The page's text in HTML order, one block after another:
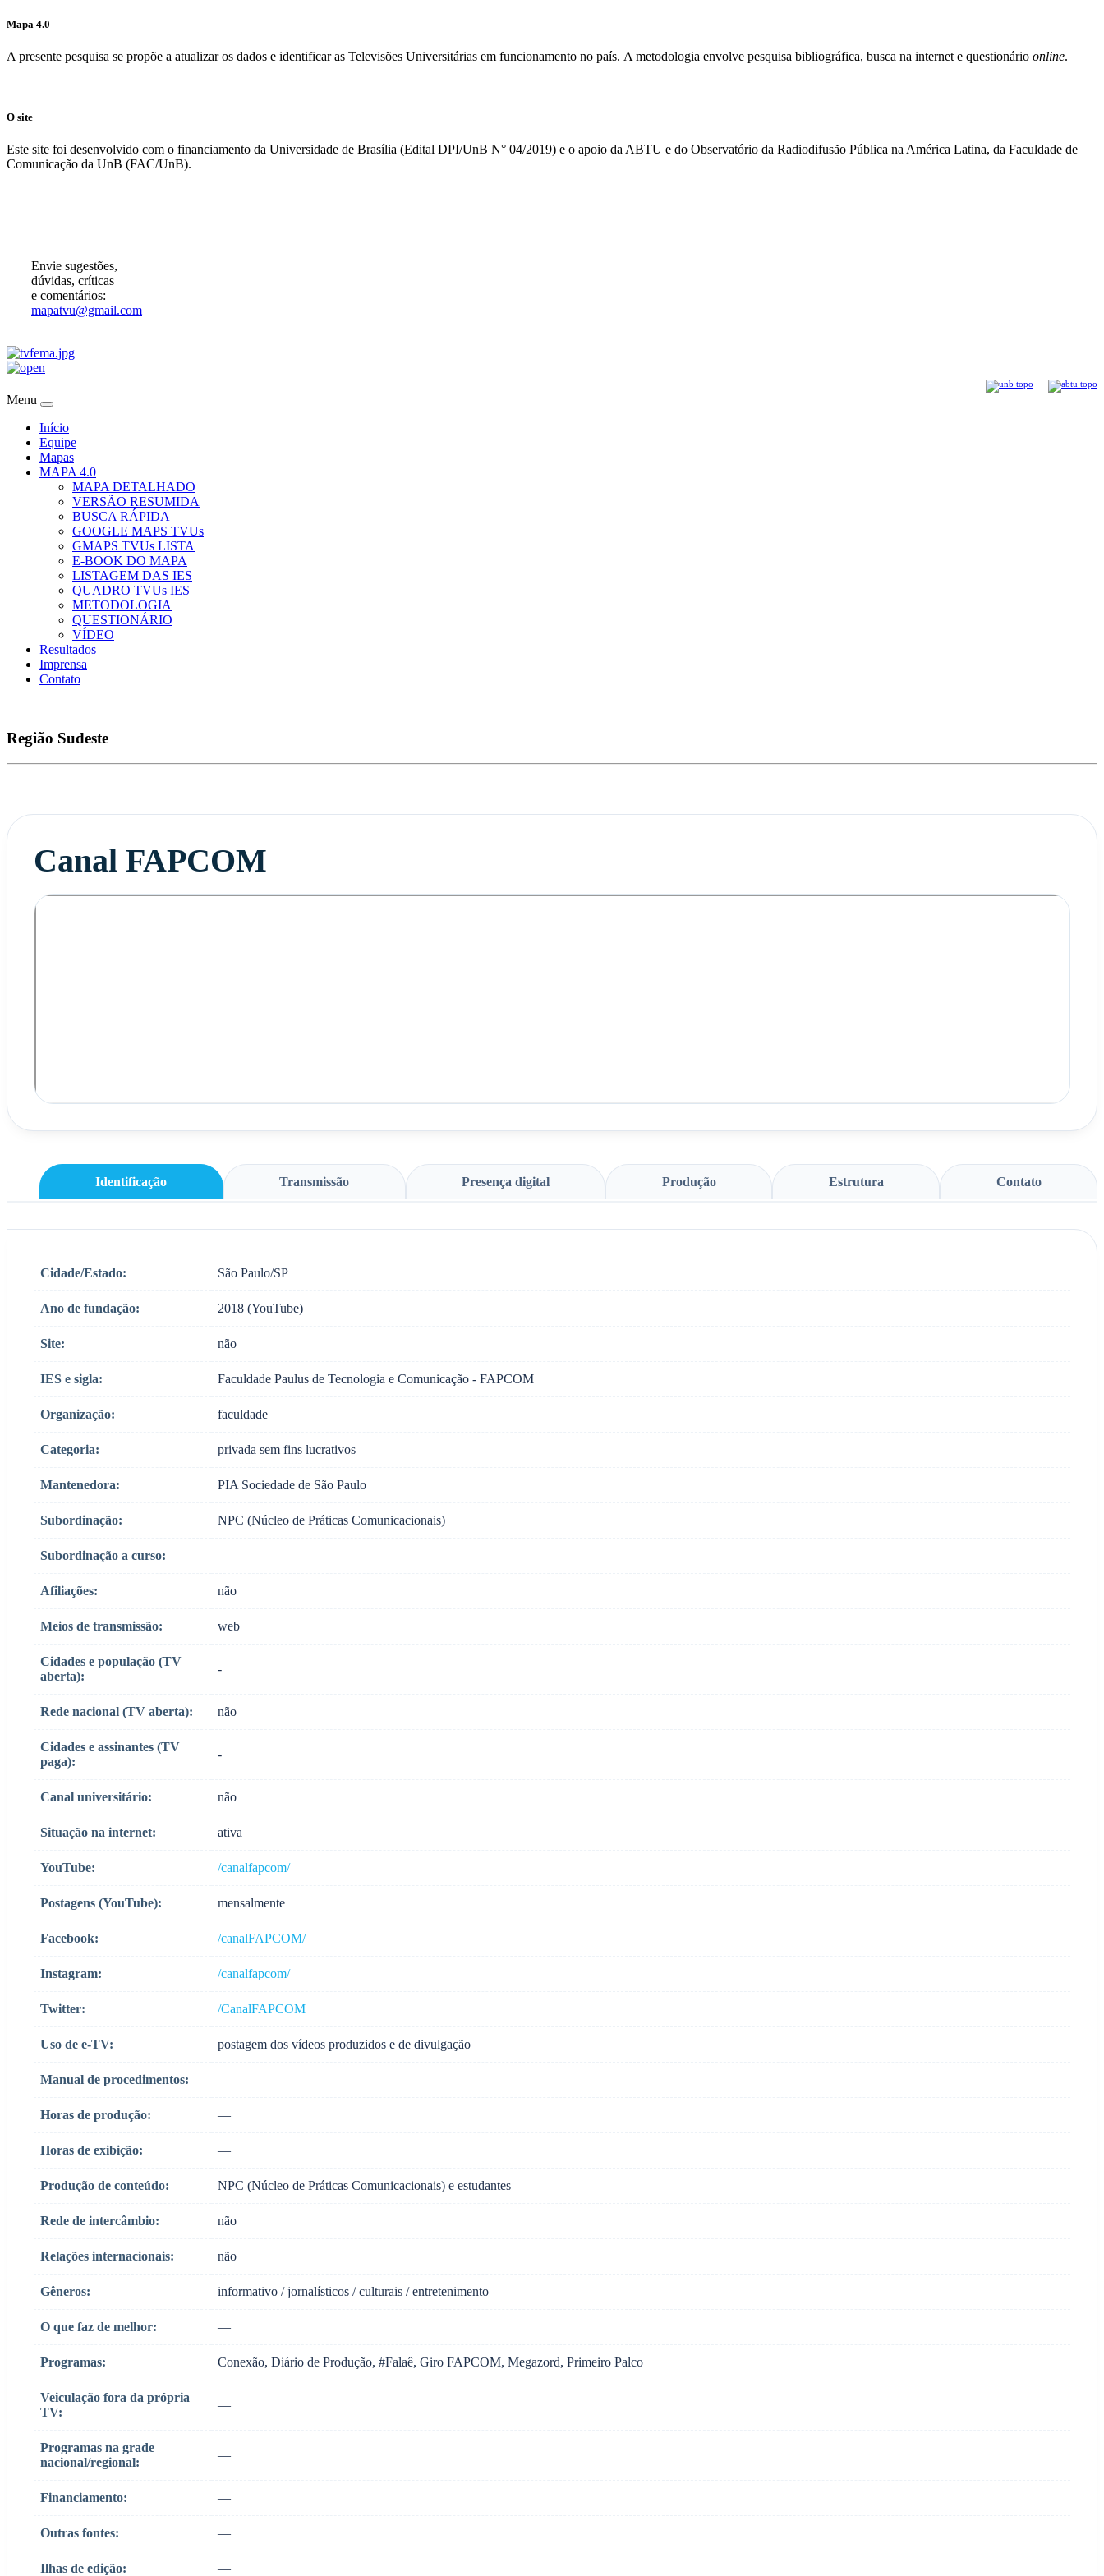
Mapa 4.0
A presente pesquisa se propõe a atualizar os dados e identificar as Televisões Universitárias em funcionamento no país. A metodologia envolve pesquisa bibliográfica, busca na internet e questionário online.
O site
Este site foi desenvolvido com o financiamento da Universidade de Brasília (Edital DPI/UnB N° 04/2019) e o apoio da ABTU e do Observatório da Radiodifusão Pública na América Latina, da Faculdade de
Comunicação da UnB (FAC/UnB).
Envie sugestões,
dúvidas, críticas
e comentários:
mapatvu@gmail.com
Menu
Início
Equipe
Mapas
MAPA 4.0
MAPA DETALHADO
VERSÃO RESUMIDA
BUSCA RÁPIDA
GOOGLE MAPS TVUs
GMAPS TVUs LISTA
E-BOOK DO MAPA
LISTAGEM DAS IES
QUADRO TVUs IES
METODOLOGIA
QUESTIONÁRIO
VÍDEO
Resultados
Imprensa
Contato
Região Sudeste
Canal FAPCOM
Identificação Transmissão Presença digital Produção Estrutura Contato
Cidade/Estado: São Paulo/SP
Ano de fundação: 2018 (YouTube)
Site: não
IES e sigla: Faculdade Paulus de Tecnologia e Comunicação - FAPCOM
Organização: faculdade
Categoria: privada sem fins lucrativos
Mantenedora: PIA Sociedade de São Paulo
Subordinação: NPC (Núcleo de Práticas Comunicacionais)
Subordinação a curso: —
Afiliações: não
Meios de transmissão: web
Cidades e população (TV
aberta):
-
Rede nacional (TV aberta): não
Cidades e assinantes (TV
paga):
-
Canal universitário: não
Situação na internet: ativa
YouTube: /canalfapcom/
Postagens (YouTube): mensalmente
Facebook: /canalFAPCOM/
Instagram: /canalfapcom/
Twitter: /CanalFAPCOM
Uso de e-TV: postagem dos vídeos produzidos e de divulgação
Manual de procedimentos: —
Horas de produção: —
Horas de exibição: —
Produção de conteúdo: NPC (Núcleo de Práticas Comunicacionais) e estudantes
Rede de intercâmbio: não
Relações internacionais: não
Gêneros: informativo / jornalísticos / culturais / entretenimento
O que faz de melhor: —
Programas: Conexão, Diário de Produção, #Falaê, Giro FAPCOM, Megazord, Primeiro Palco
Veiculação fora da própria
TV:
—
Programas na grade
nacional/regional:
—
Financiamento: —
Outras fontes: —
Ilhas de edição: —